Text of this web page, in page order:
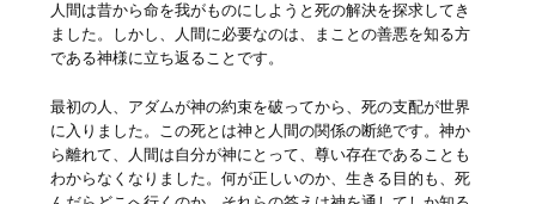
人間は昔から命を我がものにしようと死の解決を探求してき
ました。しかし、人間に必要なのは、まことの善悪を知る方
である神様に立ち返ることです。
最初の人、アダムが神の約束を破ってから、死の支配が世界
に入りました。この死とは神と人間の関係の断絶です。神か
ら離れて、人間は自分が神にとって、尊い存在であることも
わからなくなりました。何が正しいのか、生きる目的も、死